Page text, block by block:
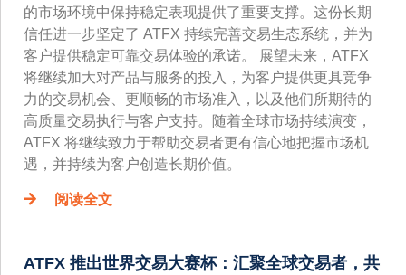
的市场环境中保持稳定表现提供了重要支撑。这份长期
信任进一步坚定了 ATFX 持续完善交易生态系统，并为
客户提供稳定可靠交易体验的承诺。 展望未来，ATFX
将继续加大对产品与服务的投入，为客户提供更具竞争
力的交易机会、更顺畅的市场准入，以及他们所期待的
高质量交易执行与客户支持。随着全球市场持续演变，
ATFX 将继续致力于帮助交易者更有信心地把握市场机
遇，并持续为客户创造长期价值。
阅读全文
ATFX 推出世界交易大赛杯：汇聚全球交易者，共